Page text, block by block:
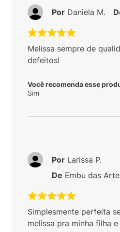
Melissa sempre de
defeitos!
Você recomenda esse
Sim
Por Daniela M.
Simplesmente perfeita
melissa pra minha filha
Por Larissa P.
De Embu das